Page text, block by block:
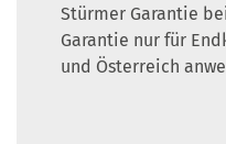
Stürmer Garantie
Garantie nur für
und Österreich